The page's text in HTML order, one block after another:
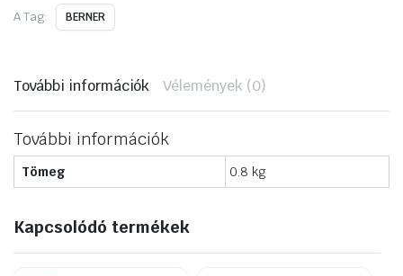
A Tag: BERNER
További információk Vélemények (0)
További információk
Tömeg 0.8 kg
Kapcsolódó termékek